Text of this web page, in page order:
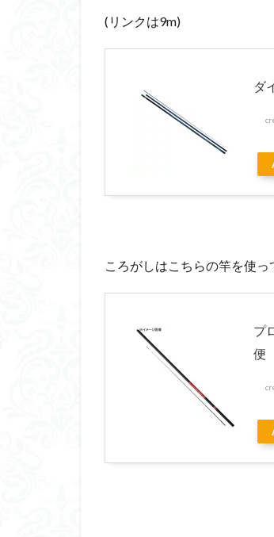
(リンクは9m)
ダ
ころがしはこちらの竿を使っ
プ
便